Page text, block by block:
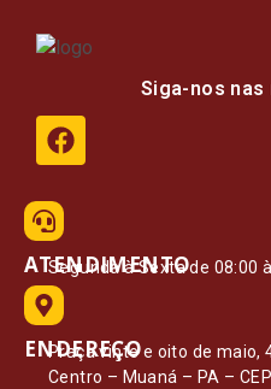
Siga-nos
ATENDIMENTO
Segunda à Sexta de 08:00
ENDEREÇO
Praça vinte e oito de maio,
Centro – Muaná – PA –